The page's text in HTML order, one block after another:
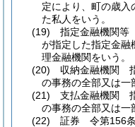
定により、町の歳入
た私人をいう。
(19)
指定金融機関
が指定した指定金融
理金融機関をいう。
(20)
収納金融機関
の事務の全部又は一
(21)
支払金融機関
の事務の全部又は一
(22)
証券 令第156条